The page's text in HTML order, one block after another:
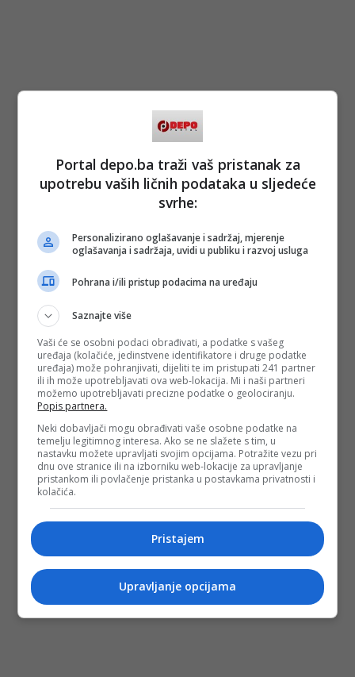
Portal depo.ba traži vaš pristanak za
upotrebu vaših ličnih podataka u sljedeće
svrhe:
Personalizirano oglašavanje i sadržaj, mjerenje
oglašavanja i sadržaja, uvidi u publiku i razvoj usluga
Pohrana i/ili pristup podacima na uređaju
Saznajte više
Vaši će se osobni podaci obrađivati, a podatke s vašeg
uređaja (kolačiće, jedinstvene identifikatore i druge podatke
uređaja) može pohranjivati, dijeliti te im pristupati 241 partner
ili ih može upotrebljavati ova web-lokacija. Mi i naši partneri
možemo upotrebljavati precizne podatke o geolociranju.
Popis partnera.
Neki dobavljači mogu obrađivati vaše osobne podatke na
temelju legitimnog interesa. Ako se ne slažete s tim, u
nastavku možete upravljati svojim opcijama. Potražite vezu pri
dnu ove stranice ili na izborniku web-lokacije za upravljanje
pristankom ili povlačenje pristanka u postavkama privatnosti i
kolačića.
Pristajem
Upravljanje opcijama